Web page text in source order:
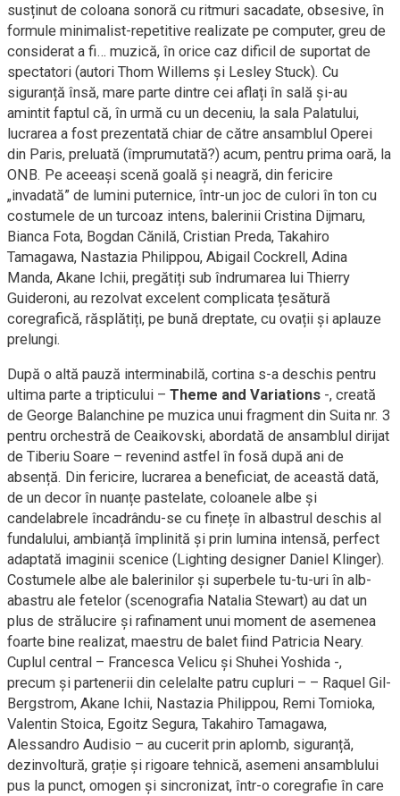
susținut de coloana sonoră cu ritmuri sacadate, obsesive, în
formule minimalist-repetitive realizate pe computer, greu de
considerat a fi… muzică, în orice caz dificil de suportat de
spectatori (autori Thom Willems și Lesley Stuck). Cu
siguranță însă, mare parte dintre cei aflați în sală și-au
amintit faptul că, în urmă cu un deceniu, la sala Palatului,
lucrarea a fost prezentată chiar de către ansamblul Operei
din Paris, preluată (împrumutată?) acum, pentru prima oară, la
ONB. Pe aceeași scenă goală și neagră, din fericire
„invadată” de lumini puternice, într-un joc de culori în ton cu
costumele de un turcoaz intens, balerinii Cristina Dijmaru,
Bianca Fota, Bogdan Cănilă, Cristian Preda, Takahiro
Tamagawa, Nastazia Philippou, Abigail Cockrell, Adina
Manda, Akane Ichii, pregătiți sub îndrumarea lui Thierry
Guideroni, au rezolvat excelent complicata țesătură
coregrafică, răsplătiți, pe bună dreptate, cu ovații și aplauze
prelungi.
După o altă pauză interminabilă, cortina s-a deschis pentru
ultima parte a tripticului – Theme and Variations -, creată
de George Balanchine pe muzica unui fragment din Suita nr. 3
pentru orchestră de Ceaikovski, abordată de ansamblul dirijat
de Tiberiu Soare – revenind astfel în fosă după ani de
absență. Din fericire, lucrarea a beneficiat, de această dată,
de un decor în nuanțe pastelate, coloanele albe și
candelabrele încadrându-se cu finețe în albastrul deschis al
fundalului, ambianță împlinită și prin lumina intensă, perfect
adaptată imaginii scenice (Lighting designer Daniel Klinger).
Costumele albe ale balerinilor și superbele tu-tu-uri în alb-
abastru ale fetelor (scenografia Natalia Stewart) au dat un
plus de strălucire și rafinament unui moment de asemenea
foarte bine realizat, maestru de balet fiind Patricia Neary.
Cuplul central – Francesca Velicu și Shuhei Yoshida -,
precum și partenerii din celelalte patru cupluri – – Raquel Gil-
Bergstrom, Akane Ichii, Nastazia Philippou, Remi Tomioka,
Valentin Stoica, Egoitz Segura, Takahiro Tamagawa,
Alessandro Audisio – au cucerit prin aplomb, siguranță,
dezinvoltură, grație și rigoare tehnică, asemeni ansamblului
pus la punct, omogen și sincronizat, într-o coregrafie în care